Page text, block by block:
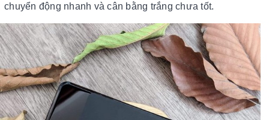
chuyển động nhanh và cân bằng trắng chưa tốt.